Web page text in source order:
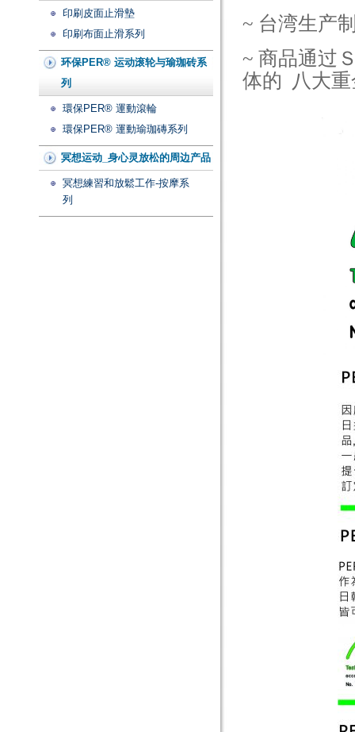
印刷皮面止滑墊
印刷布面止滑系列
环保PER® 运动滚轮与瑜珈砖系
列
環保PER® 運動滾輪
環保PER® 運動瑜珈磚系列
冥想运动_身心灵放松的周边产品
冥想練習和放鬆工作-按摩系
列
~ 台湾生产
~ 商品通过
体的 八大重